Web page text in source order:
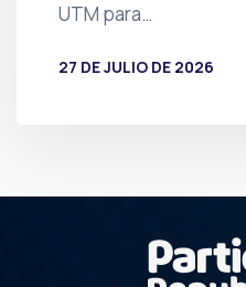
UTM para…
27 DE JULIO DE 2026